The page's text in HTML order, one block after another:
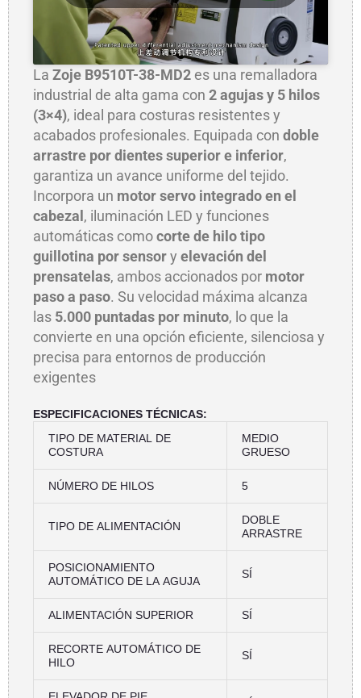
La Zoje B9510T-38-MD2 es una remalladora
industrial de alta gama con 2 agujas y 5 hilos
(3×4), ideal para costuras resistentes y
acabados profesionales. Equipada con doble
arrastre por dientes superior e inferior,
garantiza un avance uniforme del tejido.
Incorpora un motor servo integrado en el
cabezal , iluminación LED y funciones
automáticas comocorte de hilo tipo
guillotina por sensory elevación del
prensatelas, ambos accionados por motor
paso a paso. Su velocidad máxima alcanza
las 5.000 puntadas por minuto, lo que la
convierte en una opción eficiente, silenciosa y
precisa para entornos de producción
exigentes
ESPECIFICACIONES TÉCNICAS:
TIPO DE MATERIAL DE
COSTURA
MEDIO
GRUESO
NÚMERO DE HILOS 5
TIPO DE ALIMENTACIÓN
DOBLE
ARRASTRE
POSICIONAMIENTO
AUTOMÁTICO DE LA AGUJA
SÍ
ALIMENTACIÓN SUPERIOR SÍ
RECORTE AUTOMÁTICO DE
HILO
SÍ